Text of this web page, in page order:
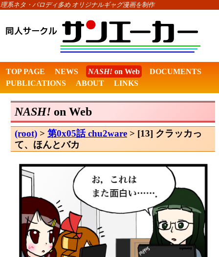
理系ネタ・パロディ多め オリジナルギャグ漫画を制作
TOP PAGE NEWS NASH! on Web
DOCUMENTS
PUBLICATIONS
ABOUT LINKS
NASH! on Web
(root) > 第0x05話 chu2ware > [13] クラッカっ
て、ほんとバカ